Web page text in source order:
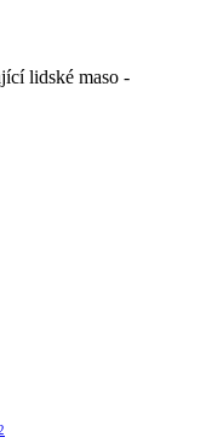
lidské maso -